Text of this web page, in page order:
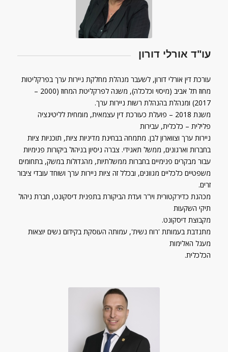
עו"ד אורלי דורון
עורכת דין אורלי דורון, לשעבר מנהלת מחלקת ניירות ערך בפרקליטות
מחוז תל אביב (מיסוי וכלכלה), משנה לפרקליטת המחוז (2000 –
2017) ומנהלת בהנהלת רשות ניירות ערך.
משנת 2018 – פועלת כעורכת דין עצמאית, מומחית לליטיגציה
פלילית – כלכלית, עבירות
ניירות ערך וצווארון לבן. מתמחה בבחינת מדיניות ציות, תוכניות ציות
בחברות וארגונים, ממשל תאגידי. צברה ניסיון בניהול ביקורות פנימיות
עבור מבקרים פנימיים בחברות ממשלתיות, מהגדולות במשק, בתחומים
משפטיים כלכליים מגוונים, ובכלל זה ציות ניירות ערך ושוחד עובדי ציבור
זרים.
מכהנת כדירקטורית ויו"ר ועדת הביקורת בתפנית דיסקונט, חברת ניהול
תיקי השקעות
מקבוצת דיסקונט.
מתנדבת בעמותת 'רוח נשית', עמותה העוסקת בקידום נשים יוצאות
מעגל האלימות
הכלכלית.